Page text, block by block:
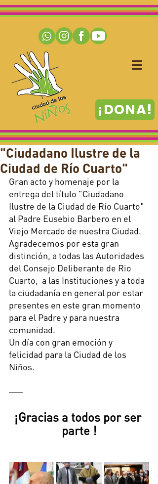
¡DONA!
"Ciudadano Ilustre de la
Ciudad de Río Cuarto"
Gran acto y homenaje por la
entrega del título "Ciudadano
Ilustre de la Ciudad de Río Cuarto"
al Padre Eusebio Barbero en el
Viejo Mercado de nuestra Ciudad.
Agradecemos por esta gran
distinción, a todas las Autoridades
del Consejo Deliberante de Rio
Cuarto,  a las Instituciones y a toda
la ciudadanía en general por estar
presentes en este gran momento
para el Padre y para nuestra
comunidad.
Un día con gran emoción y
felicidad para la Ciudad de los
Niños.
¡Gracias a todos por ser
parte !